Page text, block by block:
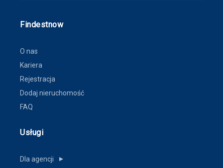
Findestnow
O nas
Kariera
Rejestracja
Dodaj nieruchomość
FAQ
Usługi
Dla agencji ▼